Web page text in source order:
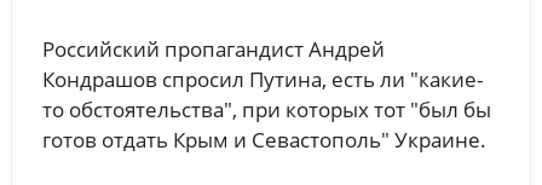
Российский пропагандист Андрей
Кондрашов спросил Путина, есть ли "какие-
то обстоятельства", при которых тот "был бы
готов отдать Крым и Севастополь" Украине.